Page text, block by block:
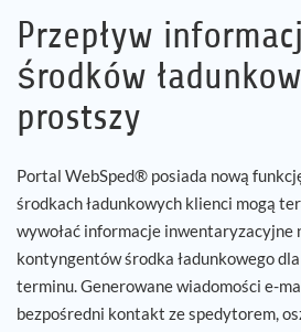
Produkty
Firma
Kariera
Przepływ
środków
prostszy
Portal WebSped® posiada nową
środkach ładunkowych klienci mogą
wywołać informacje inwentaryzacyjne
kontyngentów środka ładunkowego
terminu. Generowane wiadomości e-
bezpośredni kontakt ze spedytorem,